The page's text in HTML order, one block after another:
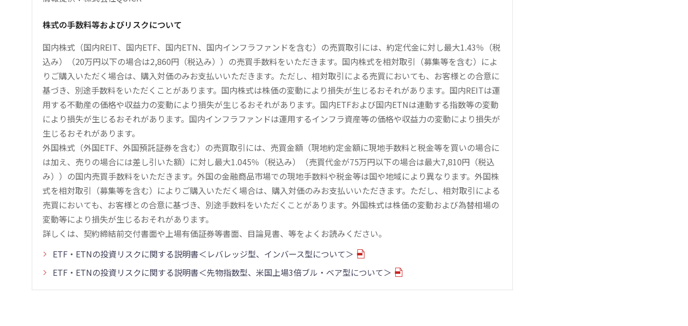
株式の手数料等およびリスクについて
国内株式（国内REIT、国内ETF、国内ETN、国内インフラファンドを含む）の売買取引には、約定代金に対し最大1.43％（税
込み）（20万円以下の場合は2,860円（税込み））の売買手数料をいただきます。国内株式を相対取引（募集等を含む）によ
りご購入いただく場合は、購入対価のみお支払いいただきます。ただし、相対取引による売買においても、お客様との合意に
基づき、別途手数料をいただくことがあります。国内株式は株価の変動により損失が生じるおそれがあります。国内REITは運
用する不動産の価格や収益力の変動により損失が生じるおそれがあります。国内ETFおよび国内ETNは連動する指数等の変動
により損失が生じるおそれがあります。国内インフラファンドは運用するインフラ資産等の価格や収益力の変動により損失が
生じるおそれがあります。
外国株式（外国ETF、外国預託証券を含む）の売買取引には、売買金額（現地約定金額に現地手数料と税金等を買いの場合に
は加え、売りの場合には差し引いた額）に対し最大1.045％（税込み）（売買代金が75万円以下の場合は最大7,810円（税込
み））の国内売買手数料をいただきます。外国の金融商品市場での現地手数料や税金等は国や地域により異なります。外国株
式を相対取引（募集等を含む）によりご購入いただく場合は、購入対価のみお支払いいただきます。ただし、相対取引による
売買においても、お客様との合意に基づき、別途手数料をいただくことがあります。外国株式は株価の変動および為替相場の
変動等により損失が生じるおそれがあります。
詳しくは、契約締結前交付書面や上場有価証券等書面、目論見書、等をよくお読みください。
ETF・ETNの投資リスクに関する説明書＜レバレッジ型、インバース型について＞
ETF・ETNの投資リスクに関する説明書＜先物指数型、米国上場3倍ブル・ベア型について＞